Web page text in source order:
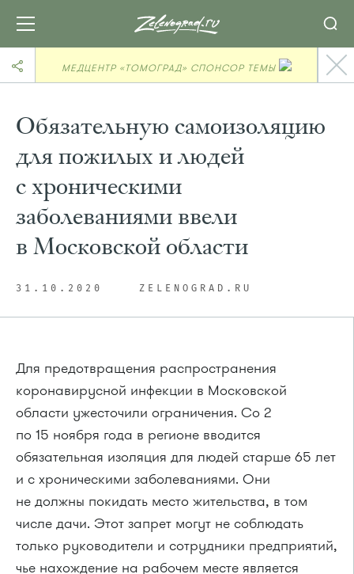
МЕДЦЕНТР «ТОМОГРАД» СПОНСОР ТЕМЫ
Обязательную самоизоляцию
для пожилых и людей
с хроническими
заболеваниями ввели
в Московской области
31.10.2020 ZELENOGRAD.RU
Для предотвращения распространения
коронавирусной инфекции в Московской
области ужесточили ограничения. Со 2
по 15 ноября года в регионе вводится
обязательная изоляция для людей старше 65 лет
и с хроническими заболеваниями. Они
не должны покидать место жительства, в том
числе дачи. Этот запрет могут не соблюдать
только руководители и сотрудники предприятий,
чье нахождение на рабочем месте является